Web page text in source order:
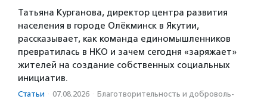
Татьяна Курганова, директор центра развития
населения в городе Олёкминск в Якутии,
рассказывает, как команда единомышленников
превратилась в НКО и зачем сегодня «заряжает»
жителей на создание собственных социальных
инициатив.
Статьи · 07.08.2026 · Благотвори­тель­ность и доброволь­